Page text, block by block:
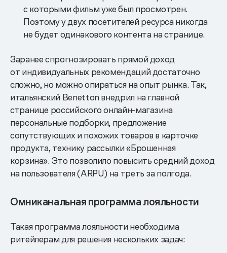
с которыми фильм уже был просмотрен.
Поэтому у двух посетителей ресурса никогда
не будет одинакового контента на странице.
Заранее спрогнозировать прямой доход
от индивидуальных рекомендаций достаточно
сложно, но можно опираться на опыт рынка. Так,
итальянский Benetton внедрил на главной
странице российского онлайн-магазина
персональные подборки, предложение
сопутствующих и похожих товаров в карточке
продукта, технику рассылки «Брошенная
корзина». Это позволило повысить средний доход
на пользователя (ARPU) на треть за полгода.
Омниканальная программа лояльности
Такая программа лояльности необходима
ритейлерам для решения нескольких задач: